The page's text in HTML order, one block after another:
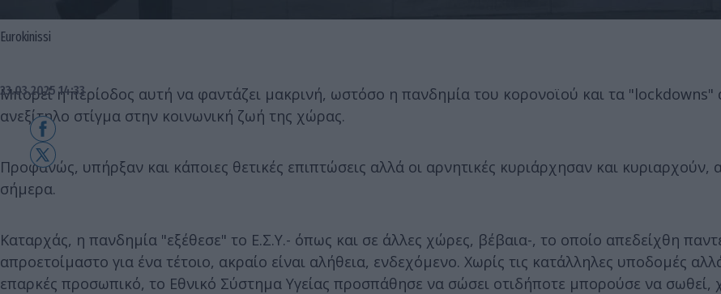
Eurokinissi
23.03.2025 14:33
Μπορεί η περίοδος αυτή να φαντάζει μακρινή, ωστόσο η πανδημία του κορονοϊού και τα
ανεξίτηλο στίγμα στην κοινωνική ζωή της χώρας.
Προφανώς, υπήρξαν και κάποιες θετικές επιπτώσεις αλλά οι αρνητικές κυριάρχησαν και κυριαρχούν,
σήμερα.
Καταρχάς, η πανδημία "εξέθεσε" το Ε.Σ.Υ.- όπως και σε άλλες χώρες, βέβαια-, το οποίο απεδείχθη
απροετοίμαστο για ένα τέτοιο, ακραίο είναι αλήθεια, ενδεχόμενο. Χωρίς τις κατάλληλες υποδομές
επαρκές προσωπικό, το Εθνικό Σύστημα Υγείας προσπάθησε να σώσει οτιδήποτε μπορούσε να σωθεί,